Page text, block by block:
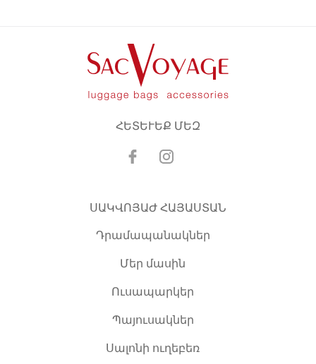
ՀԵՏԵՒԵՔ ՄԵԶ
ՍԱԿՎՈՅԱԺ ՀԱՅԱՍՏԱՆ
Դրամապանակներ
Մեր մասին
Ուսապարկեր
Պայուսակներ
Սալոնի ուղեբեռ